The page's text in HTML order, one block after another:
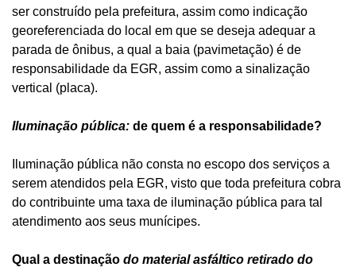
ser construído pela prefeitura, assim como indicação
georeferenciada do local em que se deseja adequar a
parada de ônibus, a qual a baia (pavimetação) é de
responsabilidade da EGR, assim como a sinalização
vertical (placa).
Iluminação pública: de quem é a responsabilidade?
Iluminação pública não consta no escopo dos serviços a
serem atendidos pela EGR, visto que toda prefeitura cobra
do contribuinte uma taxa de iluminação pública para tal
atendimento aos seus munícipes.
Qual a destinação do material asfáltico retirado do